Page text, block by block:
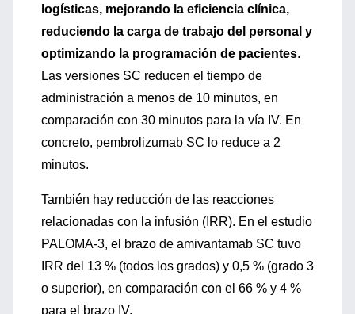
logísticas, mejorando la eficiencia clínica,
reduciendo la carga de trabajo del personal y
optimizando la programación de pacientes.
Las versiones SC reducen el tiempo de
administración a menos de 10 minutos, en
comparación con 30 minutos para la vía IV. En
concreto, pembrolizumab SC lo reduce a 2
minutos.
También hay reducción de las reacciones
relacionadas con la infusión (IRR). En el estudio
PALOMA-3, el brazo de amivantamab SC tuvo
IRR del 13 % (todos los grados) y 0,5 % (grado 3
o superior), en comparación con el 66 % y 4 %
para el brazo IV.